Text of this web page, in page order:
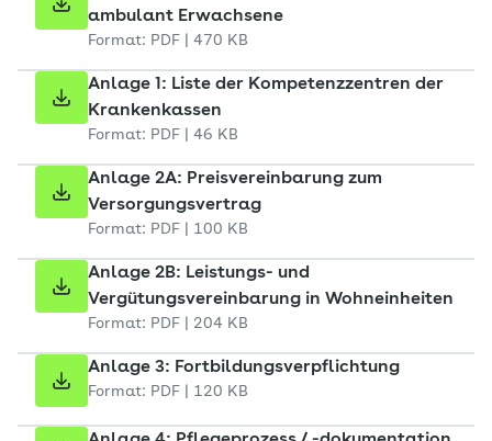
ambulant Erwachsene
Format: PDF | 470 KB
Anlage 1: Liste der Kompetenzzentren der
Krankenkassen
Format: PDF | 46 KB
Anlage 2A: Preisvereinbarung zum
Versorgungsvertrag
Format: PDF | 100 KB
Anlage 2B: Leistungs- und
Vergütungsvereinbarung in Wohneinheiten
Format: PDF | 204 KB
Anlage 3: Fortbildungsverpflichtung
Format: PDF | 120 KB